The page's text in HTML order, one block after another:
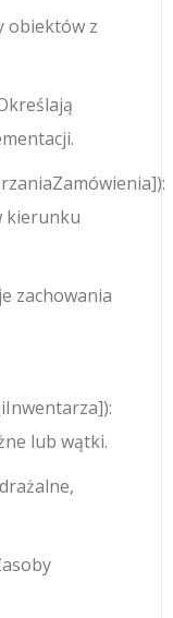
obiektów z
):
kierunku
zachowania
):
lub wątki.